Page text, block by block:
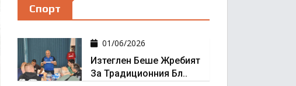
Спорт
01/06/2026
Изтеглен Беше Жребият
За Традиционния Бл..